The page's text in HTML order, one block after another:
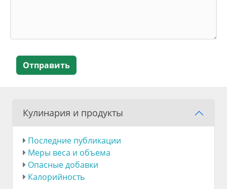
Отправить
Кулинария и продукты
Последние публикации
Меры веса и объема
Опасные добавки
Калорийность